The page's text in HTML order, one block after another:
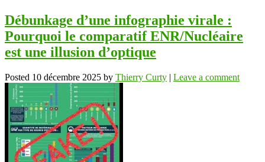
Débunkage d’une infographie virale :
Pourquoi le comparatif ENR/Nucléaire
est une illusion d’optique
Posted 10 décembre 2025 by Thierry Curty | Leave a comment